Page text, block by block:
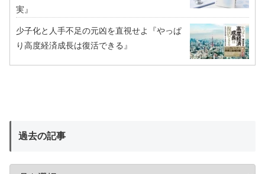
実』
少子化と人手不足の元凶を直視せよ『やっぱ
り高度経済成長は復活できる』
過去の記事